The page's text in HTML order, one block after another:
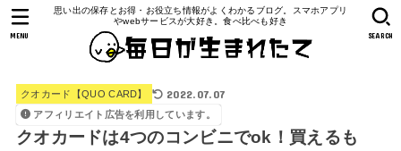
思い出の保存とお得・お役立ち情報がよくわかるブログ。スマホアプリ
やwebサービスが大好き。食べ比べも好き
SEARCH
MENU
クオカード【QUO CARD】 2022.07.07
アフィリエイト広告を利用しています。
クオカードは4つのコンビニでok！買えるも